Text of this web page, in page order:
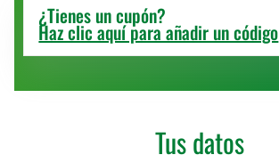
¿Tienes un cupón?
Haz clic aquí para añadir un código
Tus datos